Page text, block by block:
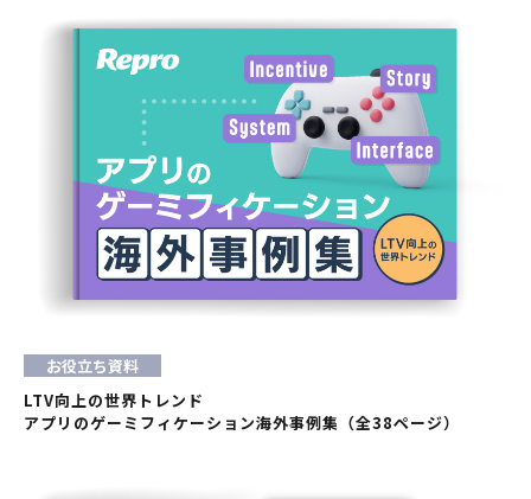
お役立ち資料
LTV向上の世界トレンド
アプリのゲーミフィケーション海外事例集（全38ページ）